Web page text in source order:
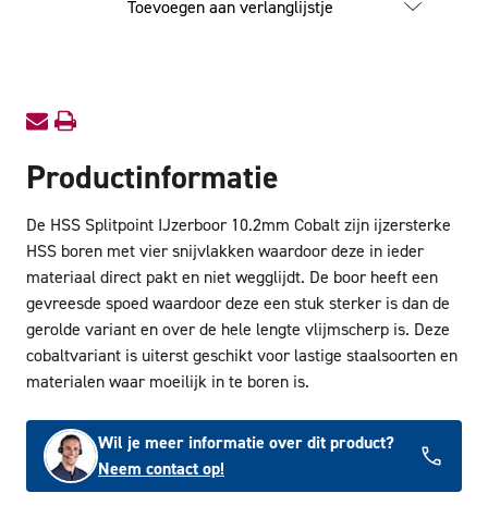
Toevoegen aan verlanglijstje
Productinformatie
De HSS Splitpoint IJzerboor 10.2mm Cobalt zijn ijzersterke
HSS boren met vier snijvlakken waardoor deze in ieder
materiaal direct pakt en niet wegglijdt. De boor heeft een
gevreesde spoed waardoor deze een stuk sterker is dan de
gerolde variant en over de hele lengte vlijmscherp is. Deze
cobaltvariant is uiterst geschikt voor lastige staalsoorten en
materialen waar moeilijk in te boren is.
Wil je meer informatie over dit product?
Neem contact op!